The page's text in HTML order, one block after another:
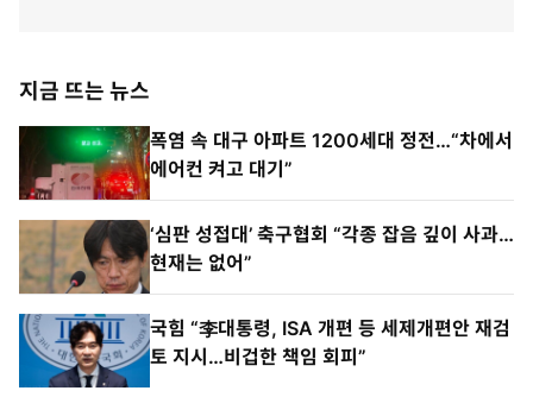
지금 뜨는 뉴스
폭염 속 대구 아파트 1200세대 정전…“차에서
에어컨 켜고 대기”
‘심판 성접대’ 축구협회 “각종 잡음 깊이 사과…
현재는 없어”
국힘 “李대통령, ISA 개편 등 세제개편안 재검
토 지시…비겁한 책임 회피”